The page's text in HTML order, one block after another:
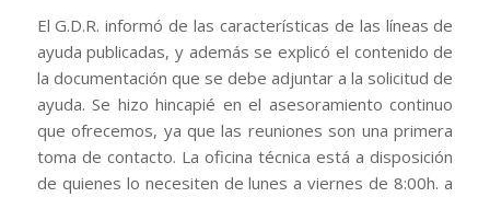
El G.D.R. informó de las características de las líneas de
ayuda publicadas, y además se explicó el contenido de
la documentación que se debe adjuntar a la solicitud de
ayuda. Se hizo hincapié en el asesoramiento continuo
que ofrecemos, ya que las reuniones son una primera
toma de contacto. La oficina técnica está a disposición
de quienes lo necesiten de lunes a viernes de 8:00h. a